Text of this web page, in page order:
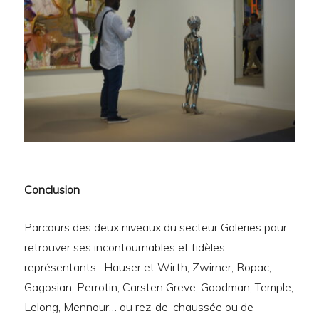
Conclusion
Parcours des deux niveaux du secteur Galeries pour
retrouver ses incontournables et fidèles
représentants : Hauser et Wirth, Zwirner, Ropac,
Gagosian, Perrotin, Carsten Greve, Goodman, Temple,
Lelong, Mennour… au rez-de-chaussée ou de